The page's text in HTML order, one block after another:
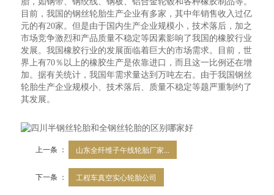
目前，我国的钢丝轮胎生产企业有多家，其中年销售收入过亿
元的有20家。但是由于国内生产企业规模小，技术落后，加之
市场竞争激烈和产品质量不稳定等因素影响了我国的橡胶行业
发展。我国橡胶行业的发展面临着巨大的市场需求。目前，世
界上有70％以上的橡胶生产是依靠进口，而且这一比例还在增
加。据有关统计，我国年需求量达到万吨左右。由于我国钢丝
轮胎生产企业规模小、技术落后、质量不稳定等题严重制约了
其发展。
上一条 ： 山东全纤维子午线轮胎厂家...
下一条 ： 工程车真空实心轮胎公司